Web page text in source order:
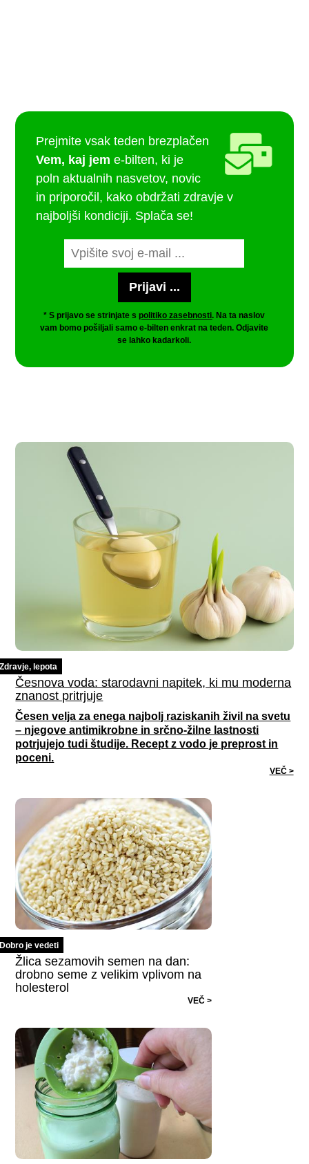
Prejmite vsak teden brezplačen
Vem, kaj jem e-bilten, ki je
poln aktualnih nasvetov, novic
in priporočil, kako obdržati zdravje v
najboljši kondiciji. Splača se!
* S prijavo se strinjate spolitiko zasebnosti. Na ta naslov
vam bomo pošiljali samo e-bilten enkrat na teden. Odjavite
se lahko kadarkoli.
Zdravje, lepota
Česnova voda: starodavni napitek, ki mu moderna
znanost pritrjuje
Česen velja za enega najbolj raziskanih živil na svetu
– njegove antimikrobne in srčno-žilne lastnosti
potrjujejo tudi študije. Recept z vodo je preprost in
poceni.
VEČ >
Dobro je vedeti
Žlica sezamovih semen na dan:
drobno seme z velikim vplivom na
holesterol
VEČ >